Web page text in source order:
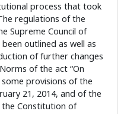
process that took
regulations of the
Supreme Council of
outlined as well as
of further changes
of the act “On
provisions of the
21, 2014, and of the
the Constitution of